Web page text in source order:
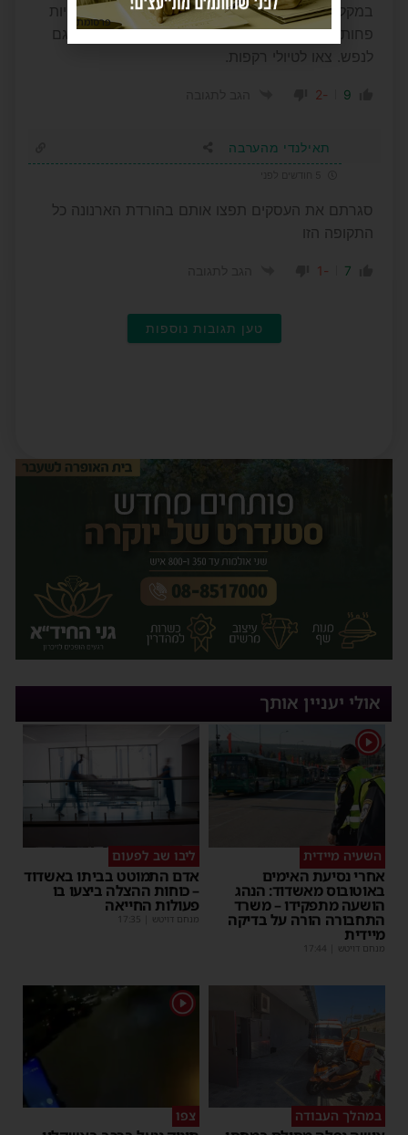
במקלט. אז מי המרובע והרודף כוח שהחליט שבחנויות
פחות בטוח מאשר בבית? בחוץ הרבה יותר בטוח. גם
לנפש. צאו לטיולי רקפות.
9
-2
תאילנדי מהערבה
סגרתם את העסקים תפצו אותם בהורדת הארנונה כל
התקופה הזו
7
-1
טען תגובות נוספות
אולי יעניין אותך
1
השעיה מיידית
אחרי נסיעת האימים
באוטובוס מאשדוד: הנהג
הושעה מתפקידו – משרד
התחבורה הורה על בדיקה
מיידית
מנחם דויטש 17:44
ליבו שב לפעום
אדם התמוטט בביתו באשדוד
– כוחות ההצלה ביצעו בו
פעולות החייאה
מנחם דויטש 17:35
במהלך העבודה
1
צפו
פרסומת